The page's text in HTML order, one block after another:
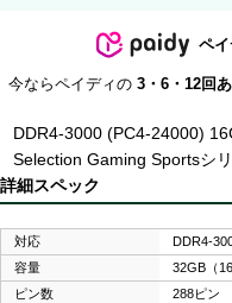
ペ
今ならペイディの 3・6・12回
DDR4-3000 (PC4-24000)
Selection Gaming Sportsシ
詳細スペック
対応
DDR4-
容量
32GB（
ピン数
288ピン